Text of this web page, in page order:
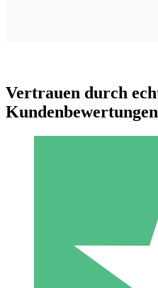
Individuelle
Zahlen Sie nach Bedarf
monatliche
Vertrauen durch
Kundenbewertungen